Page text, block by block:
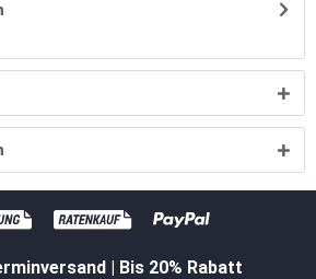
| Bis 20% Rabatt